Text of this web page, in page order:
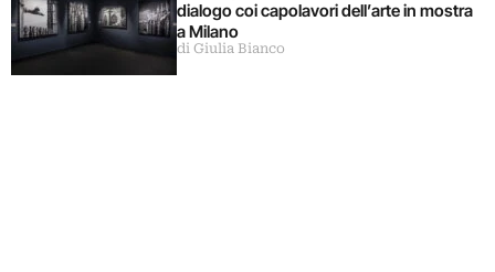
dialogo coi capolavori dell’arte in mostra
a Milano
di Giulia Bianco